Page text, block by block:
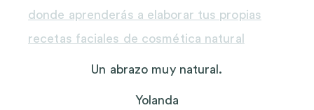
donde aprenderás a elaborar tus propias
recetas faciales de cosmética natural
Un abrazo muy natural.
Yolanda